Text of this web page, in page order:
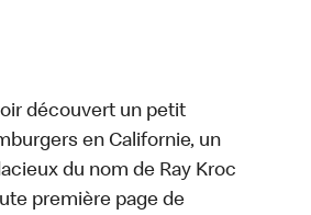
découvert un petit
en Californie, un
du nom de Ray Kroc
première page de